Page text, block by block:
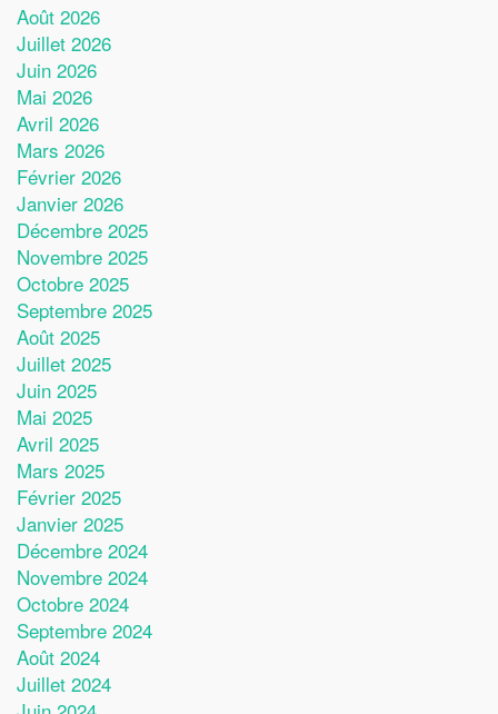
Août 2026
Juillet 2026
Juin 2026
Mai 2026
Avril 2026
Mars 2026
Février 2026
Janvier 2026
Décembre 2025
Novembre 2025
Octobre 2025
Septembre 2025
Août 2025
Juillet 2025
Juin 2025
Mai 2025
Avril 2025
Mars 2025
Février 2025
Janvier 2025
Décembre 2024
Novembre 2024
Octobre 2024
Septembre 2024
Août 2024
Juillet 2024